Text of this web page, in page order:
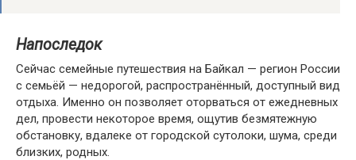
Напоследок
Сейчас семейные путешествия на Байкал — регион России
с семьёй — недорогой, распространённый, доступный вид
отдыха. Именно он позволяет оторваться от ежедневных
дел, провести некоторое время, ощутив безмятежную
обстановку, вдалеке от городской сутолоки, шума, среди
близких, родных.